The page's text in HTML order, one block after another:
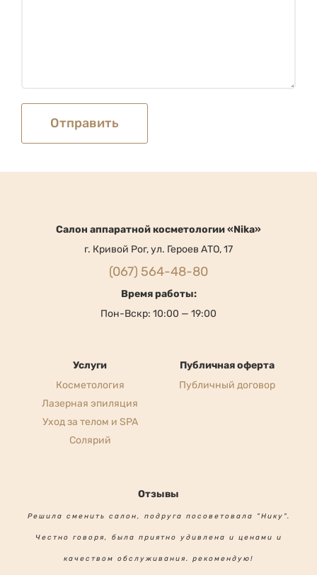
Cалон аппаратной косметологии «Nika»
г. Кривой Рог, ул. Героев АТО, 17
(067) 564-48-80
Время работы:
Услуги
Косметология
Лазерная эпиляция
Уход за телом и SPA
Публичная оферта
Отзывы
Решила сменить салон, подруга посоветовала "Нику".
Честно говоря, была приятно удивлена и ценами и